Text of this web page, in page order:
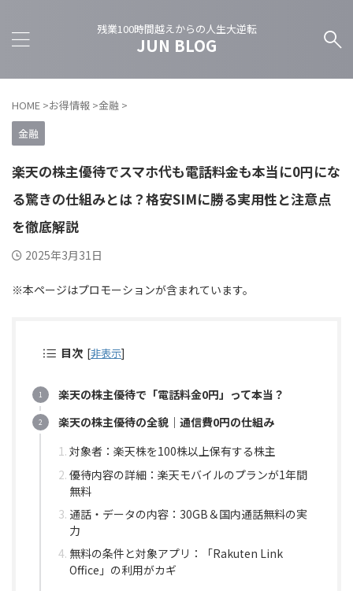
残業100時間越えからの人生大逆転
JUN BLOG
HOME >お得情報 >金融 >
金融
楽天の株主優待でスマホ代も電話料金も本当に0円にな
る驚きの仕組みとは？格安SIMに勝る実用性と注意点
を徹底解説
2025年3月31日
※本ページはプロモーションが含まれています。
目次 [非表示]
楽天の株主優待で「電話料金0円」って本当？
楽天の株主優待の全貌｜通信費0円の仕組み
対象者：楽天株を100株以上保有する株主
優待内容の詳細：楽天モバイルのプランが1年間
無料
通話・データの内容：30GB＆国内通話無料の実
力
無料の条件と対象アプリ：「Rakuten Link
Office」の利用がカギ